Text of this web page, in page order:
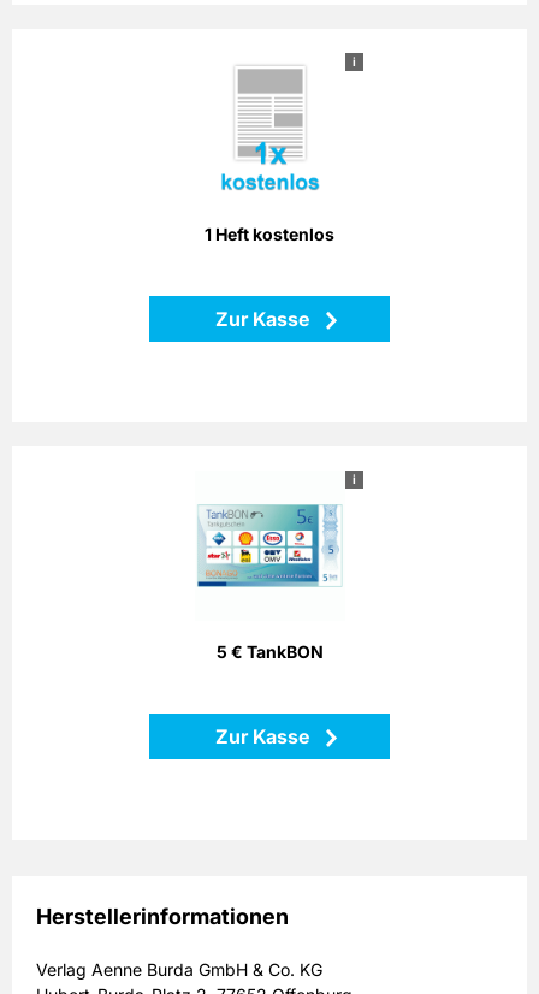
i
1 Heft kostenlos
Zur Kasse
1 Heft kostenlos
Verlängern Sie mit dieser Prämie Ihre Abolaufzeit um ein
Heft - bei gleichbleibendem Preis!
i
5 € TankBON
Zur Kasse
Bezahlen Sie einfach mit dem Bonago-Tankgutschein. Der
Bonago-Tankgutschein ist einlösbar per Telefon, Postalisch
oder Internet gegen Gutschein an zahlreichen
Herstellerinformationen
Verlag Aenne Burda GmbH & Co. KG